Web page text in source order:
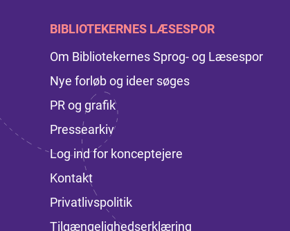
BIBLIOTEKERNES LÆSESPOR
Om Bibliotekernes Sprog- og Læsespor
Nye forløb og ideer søges
PR og grafik
Pressearkiv
Log ind for konceptejere
Kontakt
Privatlivspolitik
Tilgængelighedserklæring